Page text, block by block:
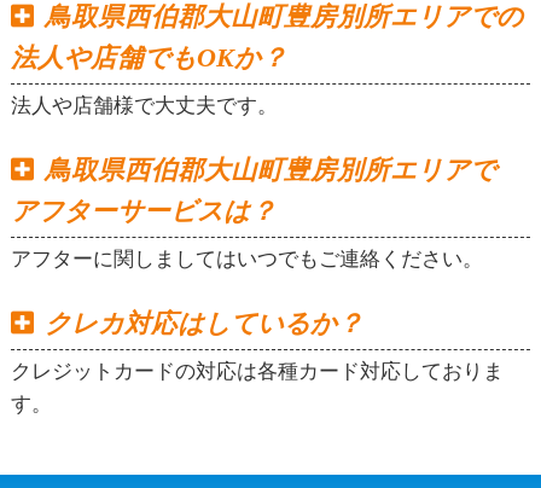
鳥取県西伯郡大山町豊房別所エリアでの
法人や店舗でもOKか？
法人や店舗様で大丈夫です。
鳥取県西伯郡大山町豊房別所エリアで
アフターサービスは？
アフターに関しましてはいつでもご連絡ください。
クレカ対応はしているか？
クレジットカードの対応は各種カード対応しておりま
す。